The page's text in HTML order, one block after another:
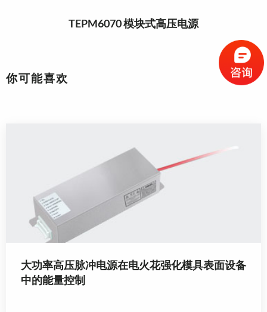
TEPM6070 模块式高压电源
你可能喜欢
大功率高压脉冲电源在电火花强化模具表面设备
中的能量控制